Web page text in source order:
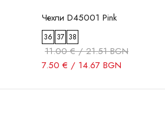
Чехли D45001 Pink
36 37 38
11.00 € / 21.51 BGN
7.50 € / 14.67 BGN